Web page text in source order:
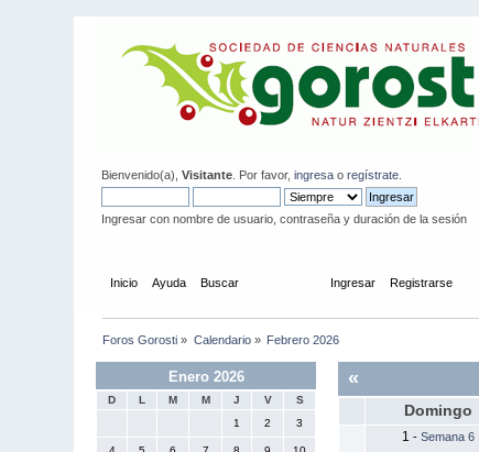
Bienvenido(a),Visitante . Por favor,ingresa oregístrate
Ingresar con nombre de usuario, contraseña y duración de la sesión
Inicio Ayuda Buscar Ingresar Registrarse
Foros Gorosti » Calendario» Febrero 2026
Enero 2026
D L M M J V
S
1
2 3
«
Domingo
1 - Semana 6